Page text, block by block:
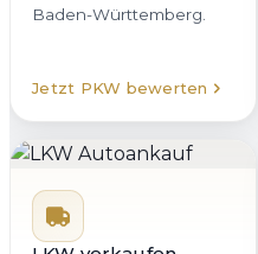
Baden-Württemberg.
Jetzt PKW bewerten